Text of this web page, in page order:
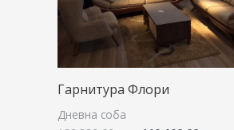
Гарнитура Флори
Дневна соба